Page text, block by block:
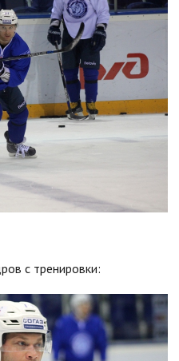
с тренировки: